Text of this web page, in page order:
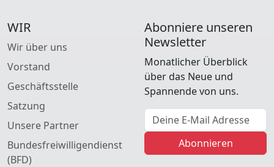
WIR
Wir über uns
Vorstand
Geschäftsstelle
Satzung
Unsere Partner
Bundesfreiwilligendienst
(BFD)
Abonniere unseren
Newsletter
Monatlicher Überblick
über das Neue und
Spannende von uns.
E-Mail Adresse
Abonnieren